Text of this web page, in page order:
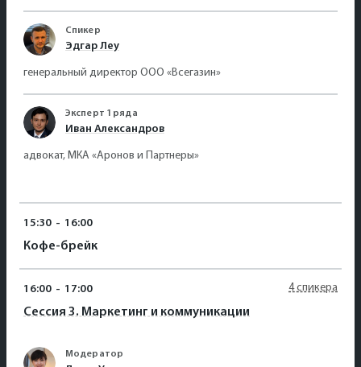
Спикер
Эдгар Леу
генеральный директор ООО «Всегазин»
Эксперт 1 ряда
Иван Александров
адвокат, МКА «Аронов и Партнеры»
15:30 - 16:00
Кофе-брейк
16:00 - 17:00
Сессия 3. Маркетинг и коммуникации
4 спикера
Модератор